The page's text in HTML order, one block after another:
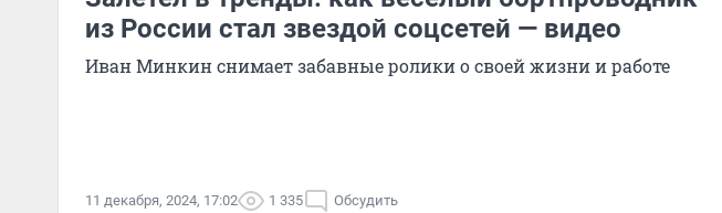
из России стал звездой соцсетей — видео
Иван Минкин снимает забавные ролики о своей жизни и работе
11 декабря, 2024, 17:02 1 335 Обсудить